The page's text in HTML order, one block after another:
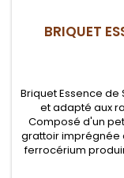
BRIQUET
Briquet Essence
et adapté aux
Composé d'un
grattoir imprégnée
ferrocérium